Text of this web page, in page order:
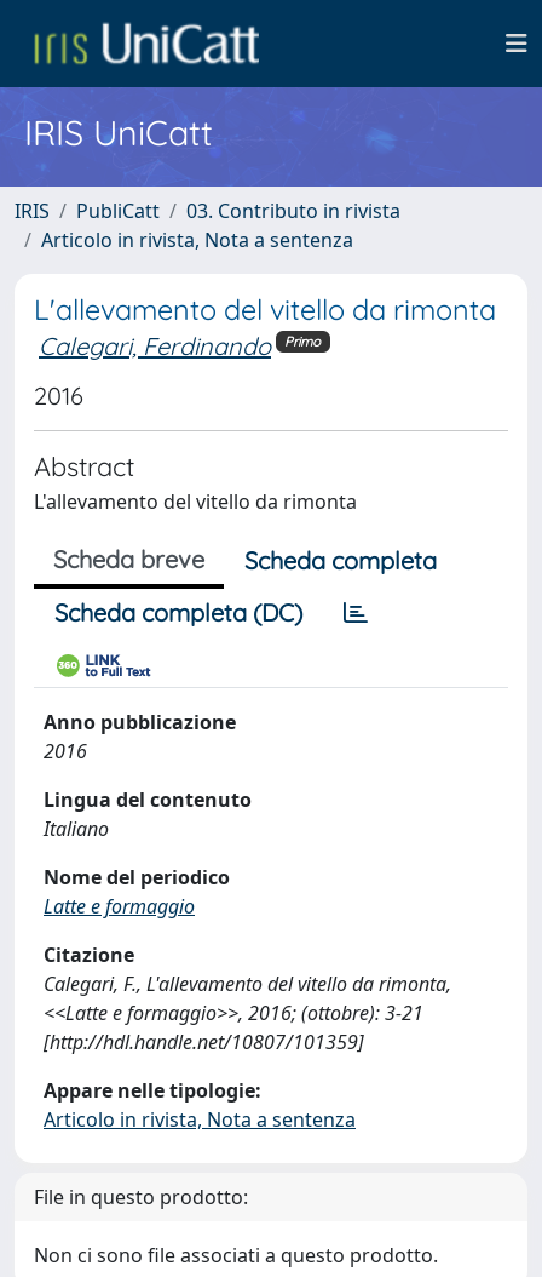
IRIS UniCatt
IRIS PubliCatt
03. Contributo in rivista
Articolo in rivista, Nota a sentenza
L'allevamento del vitello da rimonta
Calegari, Ferdinando Primo
2016
Abstract
L'allevamento del vitello da rimonta
Scheda breve
Scheda completa
Scheda completa (DC)
Anno pubblicazione
2016
Lingua del contenuto
Italiano
Nome del periodico
Latte e formaggio
Citazione
Calegari, F., L'allevamento del vitello da rimonta,
<<Latte e formaggio>>, 2016; (ottobre): 3-21
[http://hdl.handle.net/10807/101359]
Appare nelle tipologie:
Articolo in rivista, Nota a sentenza
File in questo prodotto:
Non ci sono file associati a questo prodotto.